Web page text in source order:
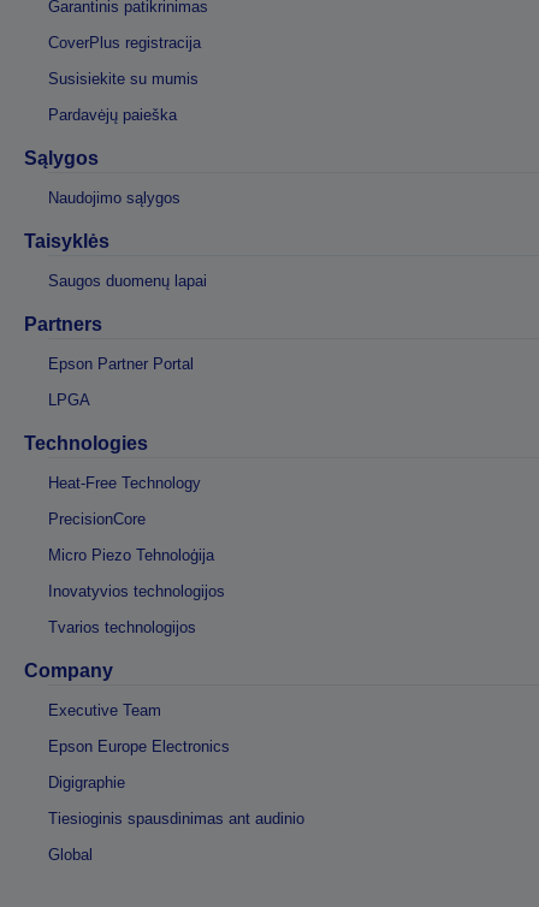
Garantinis patikrinimas
CoverPlus registracija
Susisiekite su mumis
Pardavėjų paieška
Sąlygos
Naudojimo sąlygos
Taisyklės
Saugos duomenų lapai
Partners
Epson Partner Portal
LPGA
Technologies
Heat-Free Technology
PrecisionCore
Micro Piezo Tehnoloģija
Inovatyvios technologijos
Tvarios technologijos
Company
Executive Team
Epson Europe Electronics
Digigraphie
Tiesioginis spausdinimas ant audinio
Global